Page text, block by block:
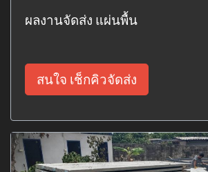
ผลงานจัดส่ง แผ่นพื้น
สนใจ เช็กคิวจัดส่ง